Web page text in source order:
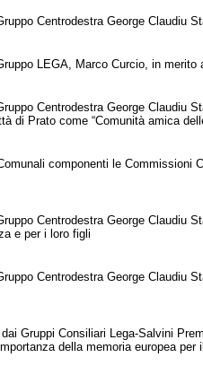
Centrodestra George Claudiu
LEGA, Marco Curcio, in
Centrodestra George Claudiu
di Prato come “Comunità amica
componenti le Commissioni
Centrodestra George Claudiu
e per i loro figli
Centrodestra George Claudiu
Gruppi Consiliari Lega-Salvini
della memoria europea per